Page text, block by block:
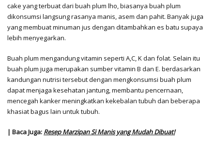
cake yang terbuat dari buah plum lho, biasanya buah plum
dikonsumsi langsung rasanya manis, asem dan pahit. Banyak juga
yang membuat minuman jus dengan ditambahkan es batu supaya
lebih menyegarkan.
Buah plum mengandung vitamin seperti A,C, K dan folat. Selain itu
buah plum juga merupakan sumber vitamin B dan E. berdasarkan
kandungan nutrisi tersebut dengan mengkonsumsi buah plum
dapat menjaga kesehatan jantung, membantu pencernaan,
mencegah kanker meningkatkan kekebalan tubuh dan beberapa
khasiat bagus lain untuk tubuh.
| Baca Juga: Resep Marzipan Si Manis yang Mudah Dibuat!